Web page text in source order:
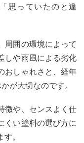
思っていたのと違
周囲の環境によって
しや雨風による劣化
おしゃれさと、経年
が大切なのです。
徴や、センスよく仕
くい塗料の選び方に
。